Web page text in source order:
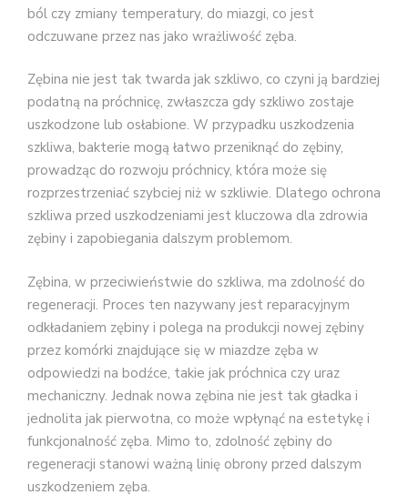
ból czy zmiany temperatury, do miazgi, co jest
odczuwane przez nas jako wrażliwość zęba.
Zębina nie jest tak twarda jak szkliwo, co czyni ją bardziej
podatną na próchnicę, zwłaszcza gdy szkliwo zostaje
uszkodzone lub osłabione. W przypadku uszkodzenia
szkliwa, bakterie mogą łatwo przeniknąć do zębiny,
prowadząc do rozwoju próchnicy, która może się
rozprzestrzeniać szybciej niż w szkliwie. Dlatego ochrona
szkliwa przed uszkodzeniami jest kluczowa dla zdrowia
zębiny i zapobiegania dalszym problemom.
Zębina, w przeciwieństwie do szkliwa, ma zdolność do
regeneracji. Proces ten nazywany jest reparacyjnym
odkładaniem zębiny i polega na produkcji nowej zębiny
przez komórki znajdujące się w miazdze zęba w
odpowiedzi na bodźce, takie jak próchnica czy uraz
mechaniczny. Jednak nowa zębina nie jest tak gładka i
jednolita jak pierwotna, co może wpłynąć na estetykę i
funkcjonalność zęba. Mimo to, zdolność zębiny do
regeneracji stanowi ważną linię obrony przed dalszym
uszkodzeniem zęba.